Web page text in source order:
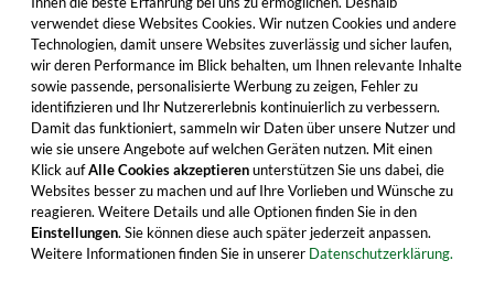
verwendet diese Websites Cookies. Wir nutzen Cookies und andere
Technologien, damit unsere Websites zuverlässig und sicher laufen,
wir deren Performance im Blick behalten, um Ihnen relevante Inhalte
sowie passende, personalisierte Werbung zu zeigen, Fehler zu
identifizieren und Ihr Nutzererlebnis kontinuierlich zu verbessern.
Damit das funktioniert, sammeln wir Daten über unsere Nutzer und
wie sie unsere Angebote auf welchen Geräten nutzen. Mit einen
Klick aufAlle Cookies akzeptierenunterstützen Sie uns dabei, die
Websites besser zu machen und auf Ihre Vorlieben und Wünsche zu
reagieren. Weitere Details und alle Optionen finden Sie in den
Einstellungen. Sie können diese auch später jederzeit anpassen.
Weitere Informationen finden Sie in unserer Datenschutzerklärung.